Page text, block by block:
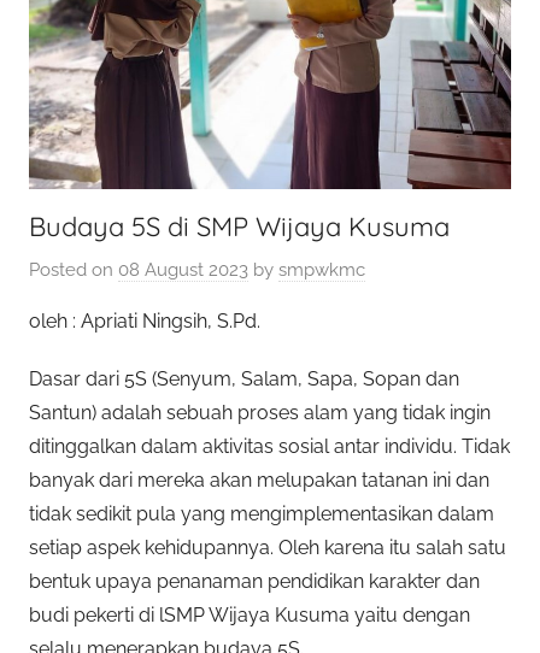
Budaya 5S di SMP Wijaya Kusuma
Posted on 08 August 2023 by smpwkmc
oleh : Apriati Ningsih, S.Pd.
Dasar dari 5S (Senyum, Salam, Sapa, Sopan dan
Santun) adalah sebuah proses alam yang tidak ingin
ditinggalkan dalam aktivitas sosial antar individu. Tidak
banyak dari mereka akan melupakan tatanan ini dan
tidak sedikit pula yang mengimplementasikan dalam
setiap aspek kehidupannya. Oleh karena itu salah satu
bentuk upaya penanaman pendidikan karakter dan
budi pekerti di lSMP Wijaya Kusuma yaitu dengan